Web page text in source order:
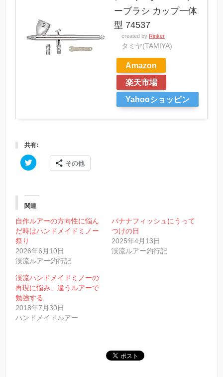
ーブラシ カップ一体
型 74537
created by Rinker
タミヤ(TAMIYA)
Amazon
楽天市場
Yahooショッピン
共有:
ク
リ
て
w
t
t
e
共
有
(
し
い
ウ
ィ
ン
ド
ウ
で
その他
関連
自作ルアーの方向性に悩ん
だ時はハンドメイドミノー
祭り
2026年6月10日
渓流ルアー釣行記
バナナフィッシュにうって
つけの日
2025年4月13日
渓流ルアー釣行記
渓流ハンドメイドミノーの
再現に悩み、違うルアーで
勉強する
2018年7月30日
ハンドメイドルアー